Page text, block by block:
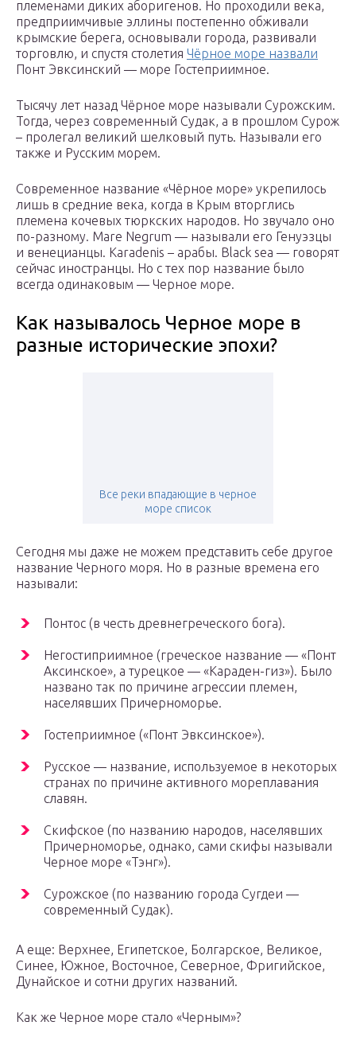
племенами диких аборигенов. Но проходили века,
предприимчивые эллины постепенно обживали
крымские берега, основывали города, развивали
торговлю, и спустя столетия Чёрное море назвали
Понт Эвксинский — море Гостеприимное.
Тысячу лет назад Чёрное море называли Сурожским.
Тогда, через современный Судак, а в прошлом Сурож
– пролегал великий шелковый путь. Называли его
также и Русским морем.
Современное название «Чёрное море» укрепилось
лишь в средние века, когда в Крым вторглись
племена кочевых тюркских народов. Но звучало оно
по-разному. Mare Negrum — называли его Генуэзцы
и венецианцы. Karadenis – арабы. Black sea — говорят
сейчас иностранцы. Но с тех пор название было
всегда одинаковым — Черное море.
Как называлось Черное море в
разные исторические эпохи?
Все реки впадающие в черное
море список
Сегодня мы даже не можем представить себе другое
название Черного моря. Но в разные времена его
называли:
Понтос (в честь древнегреческого бога).
Негостиприимное (греческое название — «Понт
Аксинское», а турецкое — «Караден-гиз»). Было
названо так по причине агрессии племен,
населявших Причерноморье.
Гостеприимное («Понт Эвксинское»).
Русское — название, используемое в некоторых
странах по причине активного мореплавания
славян.
Скифское (по названию народов, населявших
Причерноморье, однако, сами скифы называли
Черное море «Тэнг»).
Сурожское (по названию города Сугдеи —
современный Судак).
А еще: Верхнее, Египетское, Болгарское, Великое,
Синее, Южное, Восточное, Северное, Фригийское,
Дунайское и сотни других названий.
Как же Черное море стало «Черным»?